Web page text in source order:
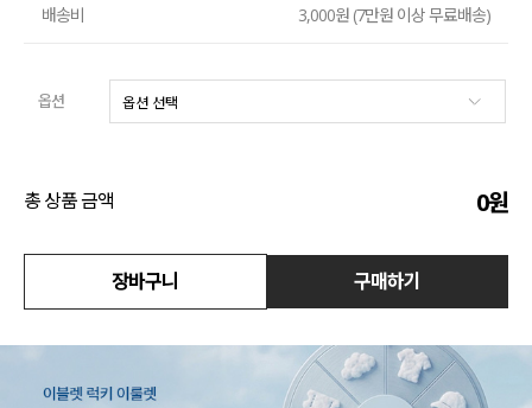
니트배송비 3,000원 (7만원 이상 무료배송)
옵션
총 상품 금액 0원
장바구니 구매하기